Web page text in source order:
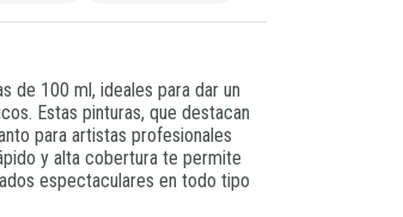
de 100 ml, ideales para dar un
Estas pinturas, que destacan
para artistas profesionales
y alta cobertura te permite
espectaculares en todo tipo